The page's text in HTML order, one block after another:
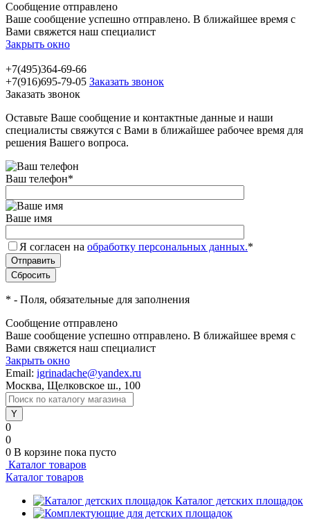
Сообщение отправлено
Ваше сообщение успешно отправлено. В ближайшее время с
Вами свяжется наш специалист
Закрыть окно
+7(495)364-69-66
+7(916)695-79-05 Заказать звонок
Заказать звонок
Оставьте Ваше сообщение и контактные данные и наши
специалисты свяжутся с Вами в ближайшее рабочее время для
решения Вашего вопроса.
Ваш телефон*
Ваше имя
Я согласен на обработку персональных данных.*
* - Поля, обязательные для заполнения
Сообщение отправлено
Ваше сообщение успешно отправлено. В ближайшее время с
Вами свяжется наш специалист
Закрыть окно
Email: igrinadache@yandex.ru
Москва, Щелковское ш., 100
0
0
0 В корзине пока пусто
Каталог товаров
Каталог товаров
Каталог детских площадок